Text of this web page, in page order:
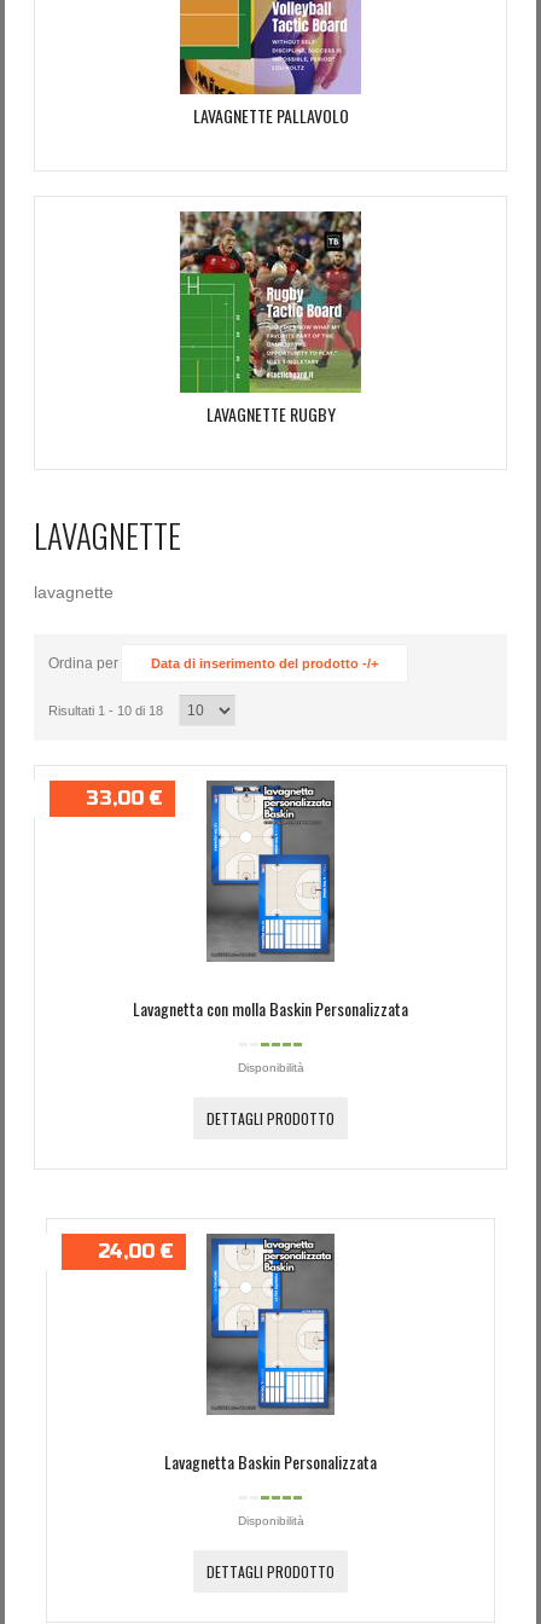
LAVAGNETTE PALLAVOLO
LAVAGNETTE RUGBY
LAVAGNETTE
lavagnette
Ordina per Data di inserimento del prodotto -/+
Risultati 1 - 10 di 18
33,00 €
Lavagnetta con molla Baskin Personalizzata
Disponibilità
DETTAGLI PRODOTTO
24,00 €
Lavagnetta Baskin Personalizzata
Disponibilità
DETTAGLI PRODOTTO